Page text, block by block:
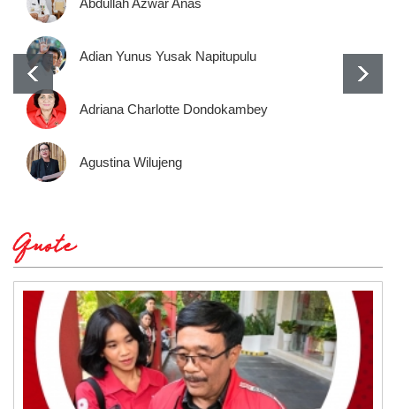
Abdullah Azwar Anas
Adian Yunus Yusak Napitupulu
Adriana Charlotte Dondokambey
Agustina Wilujeng
Quote